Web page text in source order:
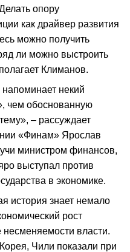
опору
как драйвер развития
можно получить
ли можно выстроить
Климанов.
некий
чем обоснованную
– рассуждает
«Финам» Ярослав
министром финансов,
выступал против
в экономике.
история знает немало
рост
власти.
Чили показали при